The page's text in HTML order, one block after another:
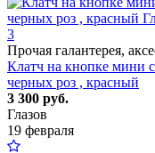
3
Прочая галантерея,
Клатч на кнопке мини
черных роз , красный
3 300 руб.
Глазов
19 февраля